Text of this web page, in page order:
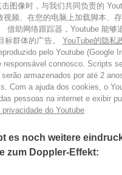
图像时，与我们共同负责的
视频、在您的电脑上加载脚本、
借助网络跟踪器，Youtube 能够
标群体的广告。 YouTube的隐私
pelo Youtube (Google
responsável connosco. Scripts
armazenados por até 2
Com a ajuda dos cookies, o
pessoas na internet e exibir
privacidade do Youtube
es noch weitere
zum Doppler-Effekt: